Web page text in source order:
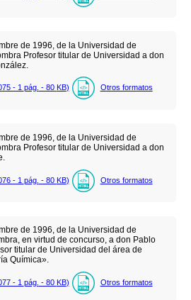
de 1996, de la Universidad de
Profesor titular de Universidad a don
- 1 pág. - 80 KB) Otros formatos
de 1996, de la Universidad de
Profesor titular de Universidad a don
- 1 pág. - 80 KB) Otros formatos
de 1996, de la Universidad de
en virtud de concurso, a don Pablo
titular de Universidad del área de
Química».
- 1 pág. - 80 KB) Otros formatos